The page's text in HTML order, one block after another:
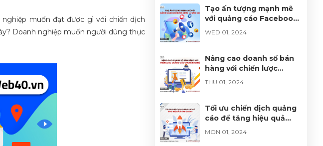
muốn đạt được gì với chiến dịch
Doanh nghiệp muốn người dùng thực
Tạo ấn tượng mạnh mẽ
với quảng cáo Facebook
chất lượng cao
WED 01, 2024
Nâng cao doanh số bán
hàng với chiến lược
quảng cáo chuyên
THU 01, 2024
Tối ưu chiến dịch quảng
cáo để tăng hiệu quả
kinh doanh
MON 01, 2024